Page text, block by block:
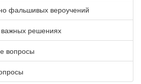
фальшивых вероучений
решениях
вопросы